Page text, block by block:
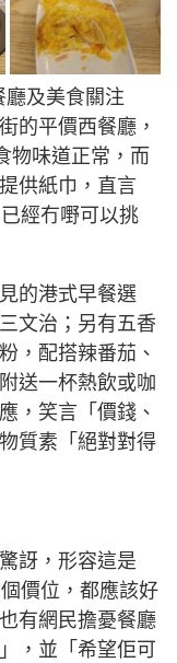
及美食關注
的平價西餐廳，
物味道正常，而
供紙巾，直言
經冇嘢可以挑
的港式早餐選
文治；另有五香
，配搭辣番茄、
送一杯熱飲或咖
，笑言「價錢、
質素「絕對對得
訝，形容這是
價位，都應該好
有網民擔憂餐廳
，並「希望佢可